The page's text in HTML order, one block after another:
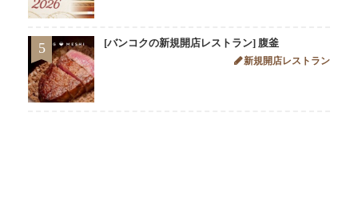
5 [バンコクの新規開店レストラン] 腹釜
新規開店レストラン